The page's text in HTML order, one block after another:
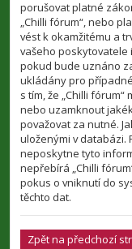
porušovat platné
„Chilli fórum“, nebo
vést k okamžitému a
vašeho poskytovatele
pokud bude uznáno
ukládány pro
s tím, že „Chilli
nebo uzamknout
považovat za nutné.
uloženými v databázi.
neposkytne tyto
nepřebírá „Chilli
pokus o vniknutí do
těchto dat.
Zpět na předchozí